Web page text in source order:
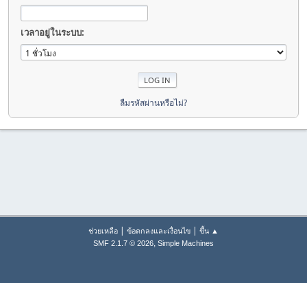
เวลาอยู่ในระบบ:
ลืมรหัสผ่านหรือไม่?
ช่วยเหลือ | ข้อตกลงและเงื่อนไข | ขึ้น ▲
SMF 2.1.7 © 2026, Simple Machines